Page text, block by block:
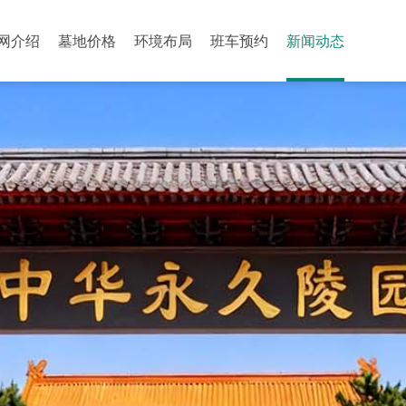
介绍 墓地价格 环境布局 班车预约 新闻动态